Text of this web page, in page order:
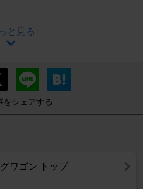
と見る
をシェアする
ワゴン トップ